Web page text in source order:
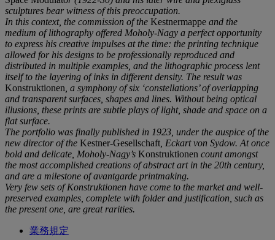
sculptures bear witness of this preoccupation.
In this context, the commission of the Kestnermappe and the
medium of lithography offered Moholy-Nagy a perfect opportunity
to express his creative impulses at the time: the printing technique
allowed for his designs to be professionally reproduced and
distributed in multiple examples, and the lithographic process lent
itself to the layering of inks in different density. The result was
Konstruktionen , a symphony of six ‘constellations’ of overlapping
and transparent surfaces, shapes and lines. Without being optical
illusions, these prints are subtle plays of light, shade and space on a
flat surface.
The portfolio was finally published in 1923, under the auspice of the
new director of the Kestner-Gesellschaft , Eckart von Sydow. At once
bold and delicate, Moholy-Nagy’s Konstruktionen count amongst
the most accomplished creations of abstract art in the 20th century,
and are a milestone of avantgarde printmaking.
Very few sets of Konstruktionen have come to the market and well-
preserved examples, complete with folder and justification, such as
the present one, are great rarities.
業務規定